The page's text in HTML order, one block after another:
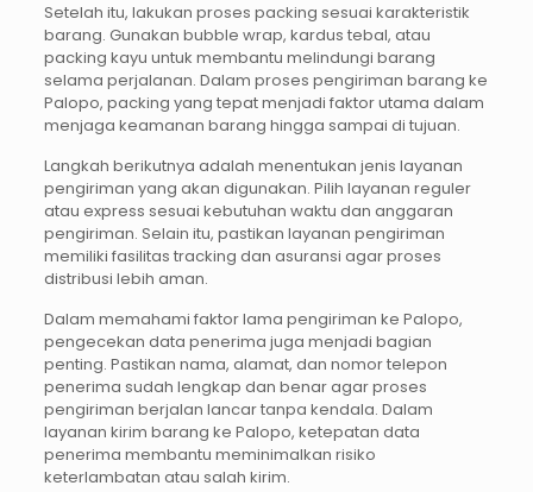
Setelah itu, lakukan proses packing sesuai karakteristik
barang. Gunakan bubble wrap, kardus tebal, atau
packing kayu untuk membantu melindungi barang
selama perjalanan. Dalam proses pengiriman barang ke
Palopo, packing yang tepat menjadi faktor utama dalam
menjaga keamanan barang hingga sampai di tujuan.
Langkah berikutnya adalah menentukan jenis layanan
pengiriman yang akan digunakan. Pilih layanan reguler
atau express sesuai kebutuhan waktu dan anggaran
pengiriman. Selain itu, pastikan layanan pengiriman
memiliki fasilitas tracking dan asuransi agar proses
distribusi lebih aman.
Dalam memahami faktor lama pengiriman ke Palopo,
pengecekan data penerima juga menjadi bagian
penting. Pastikan nama, alamat, dan nomor telepon
penerima sudah lengkap dan benar agar proses
pengiriman berjalan lancar tanpa kendala. Dalam
layanan kirim barang ke Palopo, ketepatan data
penerima membantu meminimalkan risiko
keterlambatan atau salah kirim.